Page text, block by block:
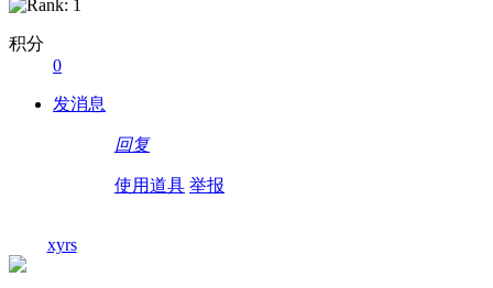
积分
0
发消息
回复
使用道具 举报
xyrs